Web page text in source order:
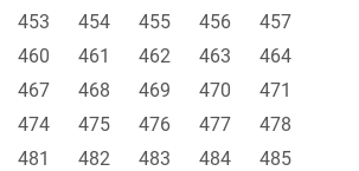
453 454 455 456
457
460 461 462 463
464
467 468 469 470
471
474 475 476 477
478
481 482 483 484
485